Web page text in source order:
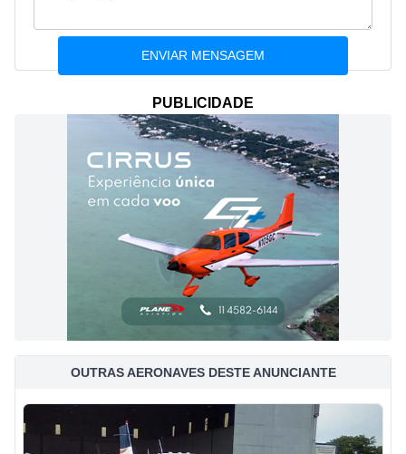
PUBLICIDADE
OUTRAS AERONAVES DESTE ANUNCIANTE